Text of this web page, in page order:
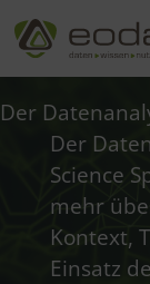
Zum
Inhalt
springen
Der
Der
Science
mehr
Kontext,
Einsatz